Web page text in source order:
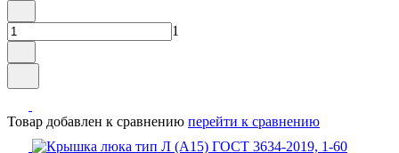
1
Товар добавлен к сравнению перейти к сравнению